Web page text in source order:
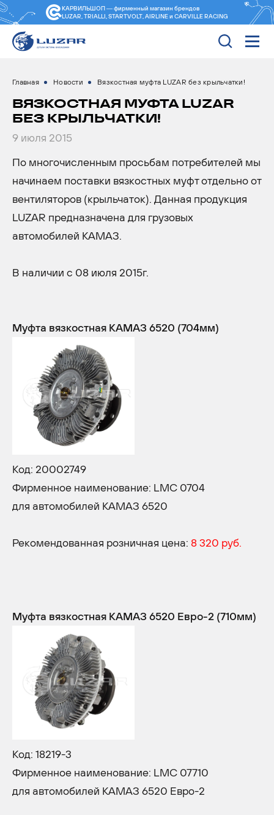
КАРВИЛЬШОП — фирменный магазин брендов
LUZAR, TRIALLI, STARTVOLT, AIRLINE и CARVILLE RACING
Главная Новости Вязкостная муфта LUZAR без крыльчатки!
ВЯЗКОСТНАЯ МУФТА LUZAR
БЕЗ КРЫЛЬЧАТКИ!
9 июля 2015
По многочисленным просьбам потребителей мы
начинаем поставки вязкостных муфт отдельно от
вентиляторов (крыльчаток). Данная продукция
LUZAR предназначена для грузовых
автомобилей КАМАЗ.
В наличии с 08 июля 2015г.
Муфта вязкостная КАМАЗ 6520 (704мм)
Код: 20002749
Фирменное наименование: LMC 0704
для автомобилей КАМАЗ 6520
Рекомендованная розничная цена: 8 320 руб.
Муфта вязкостная КАМАЗ 6520 Евро-2 (710мм)
Код: 18219-3
Фирменное наименование: LMC 07710
для автомобилей КАМАЗ 6520 Евро-2